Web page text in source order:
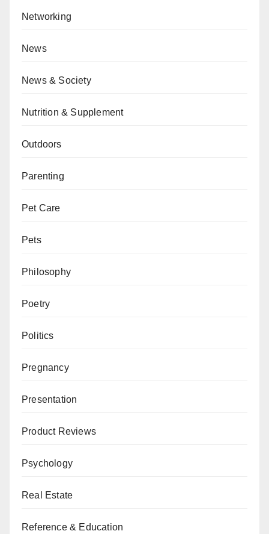
Networking
News
News & Society
Nutrition & Supplement
Outdoors
Parenting
Pet Care
Pets
Philosophy
Poetry
Politics
Pregnancy
Presentation
Product Reviews
Psychology
Real Estate
Reference & Education